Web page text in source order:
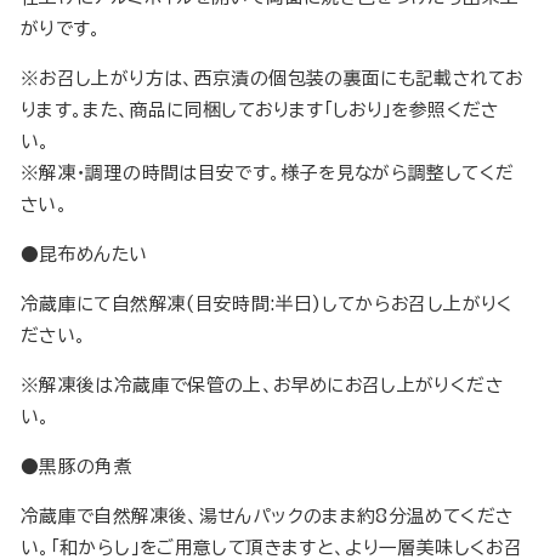
がりです。
※お召し上がり方は、西京漬の個包装の裏面にも記載されてお
ります。また、商品に同梱しております「しおり」を参照くださ
い。
※解凍・調理の時間は目安です。様子を見ながら調整してくだ
さい。
●昆布めんたい
冷蔵庫にて自然解凍(目安時間:半日)してからお召し上がりく
ださい。
※解凍後は冷蔵庫で保管の上、お早めにお召し上がりくださ
い。
●黒豚の角煮
冷蔵庫で自然解凍後、湯せんパックのまま約8分温めてくださ
い。「和からし」をご用意して頂きますと、より一層美味しくお召